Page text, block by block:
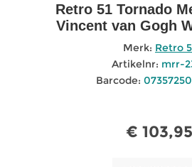
Retro 51 Tornado
Vincent van Gogh
Merk: Retro
Artikelnr: mrr-
Barcode:
€ 103,95